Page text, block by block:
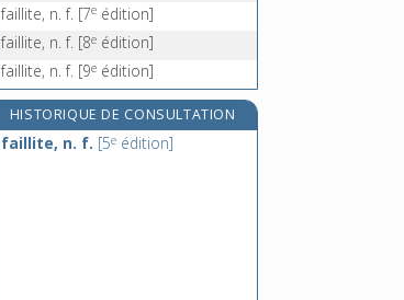
faillite, n. f. [7e édition]
faillite, n. f. [8e édition]
faillite, n. f. [9e édition]
HISTORIQUE DE CONSULTATION
faillite, n. f. [5e édition]